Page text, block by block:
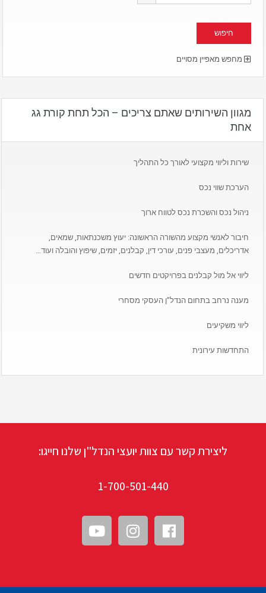
מחפש מאפיין מסויים
מגוון השירותים שאתם צריכים – הכל תחת קורת גג
אחת
שירות וליווי מקצועי לאורך כל התהליך
הערכת שווי נכס
ניהול נכס והשכרת נכס לטווח ארוך
חיבור לאנשי מקצוע מהשורה הראשונה: יעוץ משכנתאות, שמאים,
אדריכלים, מעצבי פנים, עורכי דין, קבלנים, יזמים, שיפוץ והובלה ועוד…
ליווי אל מול קבלנים בפרויקטים חדשים
מענה נרחב בתחום הנדל”ן העסקי מסחרי
ליווי משקיעים
התחדשות עירונית
ליצירת קשר עם צוות יועצי הנדל"ן שלנו חייגו:
1-700-501-440